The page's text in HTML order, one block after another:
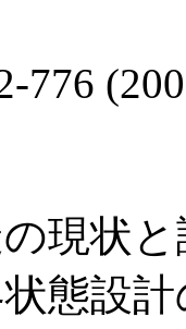
776
現状と
態設